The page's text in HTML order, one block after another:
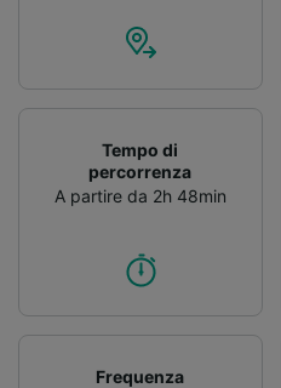
Tempo di
percorrenza
A partire da 2h 48min
Frequenza